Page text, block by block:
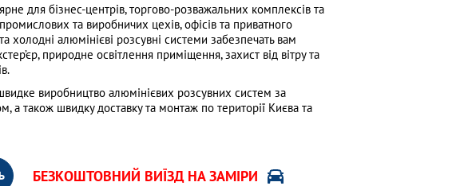
для бізнес-центрів, торгово-розважальних комплексів та
та виробничих цехів, офісів та приватного
холодні алюмінієві розсувні системи забезпечать вам
природне освітлення приміщення, захист від вітру та
виробництво алюмінієвих розсувних систем за
а також швидку доставку та монтаж по території Києва та
БЕЗКОШТОВНИЙ ВИЇЗД НА ЗАМІРИ